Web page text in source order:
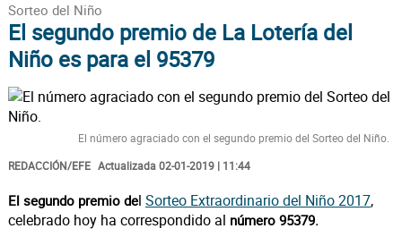
Sorteo del Niño
El segundo premio de La Lotería del
Niño es para el 95379
El número agraciado con el segundo premio del Sorteo del Niño.
REDACCIÓN/EFE Actualizada 02-01-2019 | 11:44
El segundo premio del Sorteo Extraordinario del Niño 2017,
celebrado hoy ha correspondido al número 95379.